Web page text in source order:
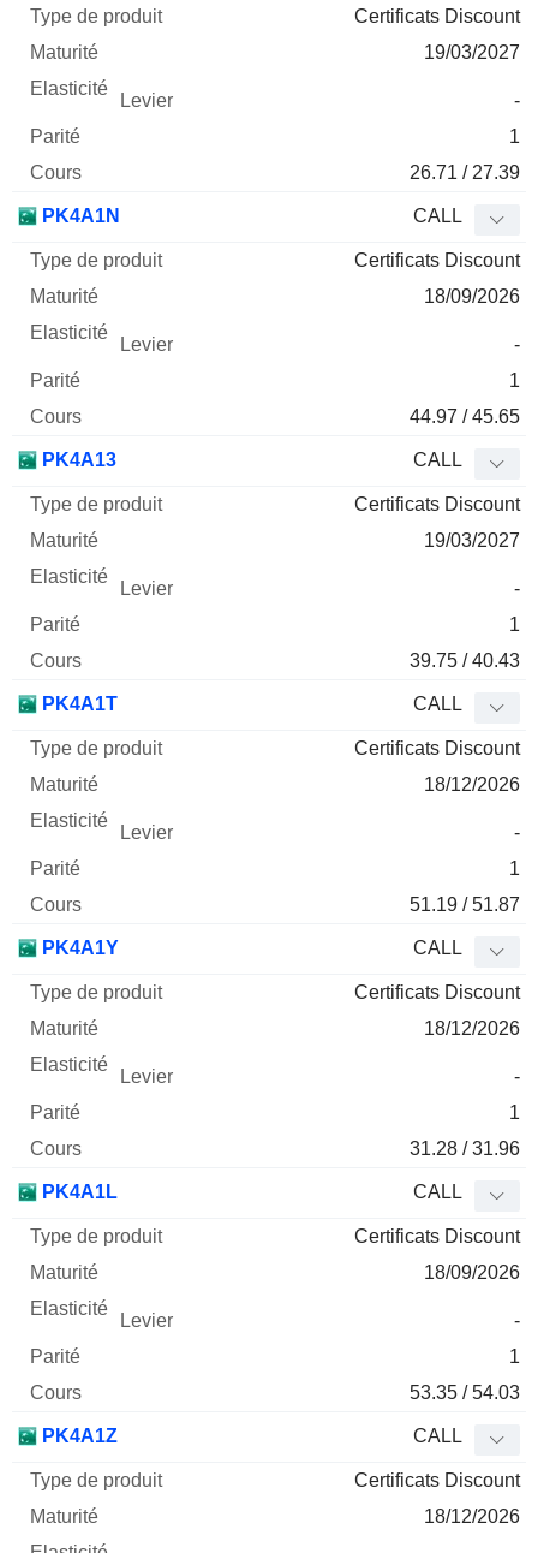
Certificats Discount
19/03/2027
-
1
26.71 / 27.39
PK4A1N CALL
Certificats Discount
18/09/2026
-
1
44.97 / 45.65
PK4A13 CALL
Certificats Discount
19/03/2027
-
1
39.75 / 40.43
PK4A1T CALL
Certificats Discount
18/12/2026
-
1
51.19 / 51.87
PK4A1Y CALL
Certificats Discount
18/12/2026
-
1
31.28 / 31.96
PK4A1L CALL
Certificats Discount
18/09/2026
-
1
53.35 / 54.03
PK4A1Z CALL
Certificats Discount
18/12/2026